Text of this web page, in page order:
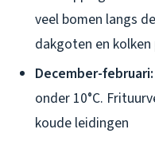
veel bomen langs
dakgoten en
December-februari:
onder 10°C.
koude leidingen